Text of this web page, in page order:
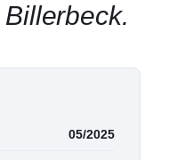
Billerbeck.
05/2025